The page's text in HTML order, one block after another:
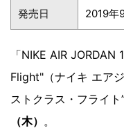
発売日 2019年
「NIKE AIR
Flight"（ナイキ エア
ストクラス・フライ
（木） 。